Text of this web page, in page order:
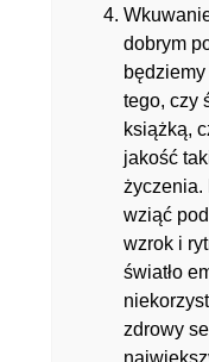
dobrym
tego, czy
książką,
jakość
życzenia.
wziąć
wzrok i
światło
zdrowy